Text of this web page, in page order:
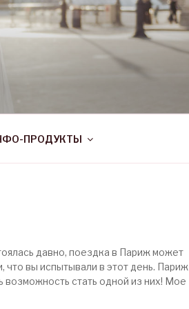
ПРОДУКТЫ
давно, поездка в Париж может
вы испытывали в этот день. Париж
стать одной из них! Мое